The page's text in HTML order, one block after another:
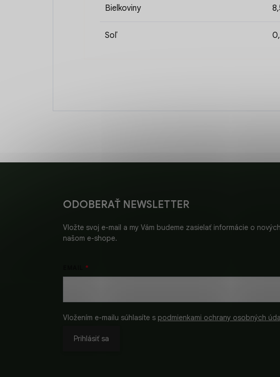
Bielkoviny
Soľ
ODOBERAŤ NEWSLETTER
Vložte svoj e-mail a my Vám budeme zasielať informácie o
našom e-shope.
Vložením e-mailu súhlasíte s podmienkami ochrany osobných
Prihlásiť sa